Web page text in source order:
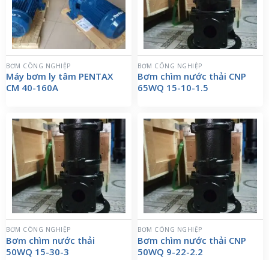
BƠM CÔNG NGHIỆP
Máy bơm ly tâm PENTAX
CM 40-160A
BƠM CÔNG NGHIỆP
Bơm chìm nước thải CNP
65WQ 15-10-1.5
BƠM CÔNG NGHIỆP
Bơm chìm nước thải
50WQ 15-30-3
BƠM CÔNG NGHIỆP
Bơm chìm nước thải CNP
50WQ 9-22-2.2